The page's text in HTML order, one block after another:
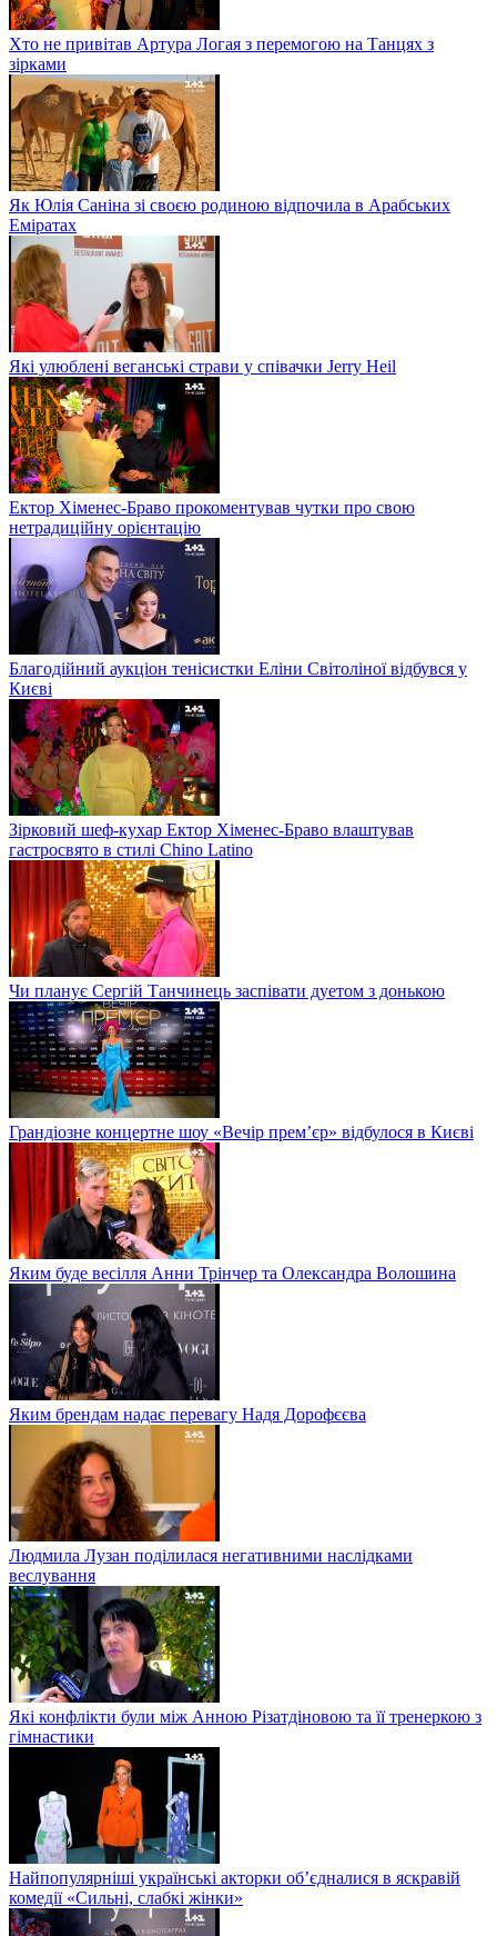
Хто не привітав Артура Логая з перемогою на Танцях з
зірками
Як Юлія Саніна зі своєю родиною відпочила в Арабських
Еміратах
Які улюблені веганські страви у співачки Jerry Heil
Ектор Хіменес-Браво прокоментував чутки про свою
нетрадиційну орієнтацію
Благодійний аукціон тенісистки Еліни Світоліної відбувся у
Києві
Зірковий шеф-кухар Ектор Хіменес-Браво влаштував
гастросвято в стилі Chino Latino
Чи планує Сергій Танчинець заспівати дуетом з донькою
Грандіозне концертне шоу «Вечір прем’єр» відбулося в Києві
Яким буде весілля Анни Трінчер та Олександра Волошина
Яким брендам надає перевагу Надя Дорофєєва
Людмила Лузан поділилася негативними наслідками
веслування
Які конфлікти були між Анною Різатдіновою та її тренеркою з
гімнастики
Найпопулярніші українські акторки об’єдналися в яскравій
комедії «Сильні, слабкі жінки»